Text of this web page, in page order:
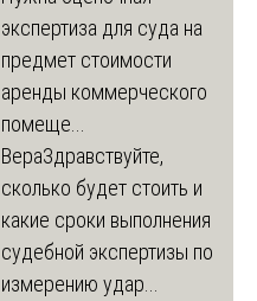
экспертиза для суда на
предмет стоимости
аренды коммерческого
помеще...
ВераЗдравствуйте,
сколько будет стоить и
какие сроки выполнения
судебной экспертизы по
измерению удар...